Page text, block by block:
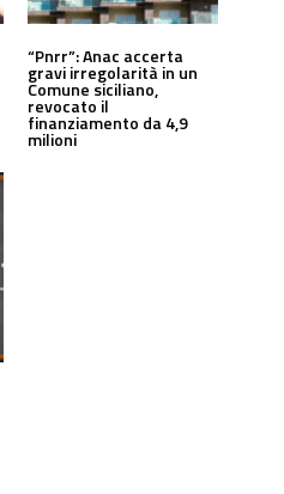
“Pnrr”: Anac accerta
gravi irregolarità in un
Comune siciliano,
revocato il
finanziamento da 4,9
milioni